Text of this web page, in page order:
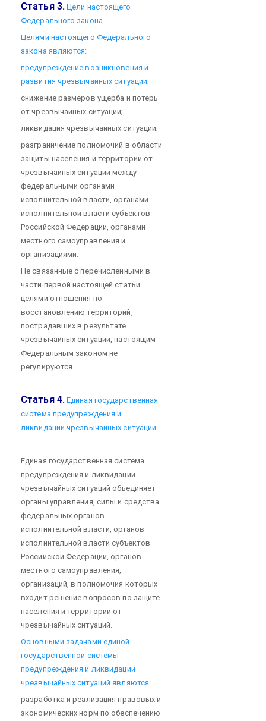
Статья 3. Цели настоящего
Федерального закона
Целями настоящего Федерального
закона являются:
предупреждение возникновения и
развития чрезвычайных ситуаций;
снижение размеров ущерба и потерь
от чрезвычайных ситуаций;
ликвидация чрезвычайных ситуаций;
разграничение полномочий в области
защиты населения и территорий от
чрезвычайных ситуаций между
федеральными органами
исполнительной власти, органами
исполнительной власти субъектов
Российской Федерации, органами
местного самоуправления и
организациями.
Не связанные с перечисленными в
части первой настоящей статьи
целями отношения по
восстановлению территорий,
пострадавших в результате
чрезвычайных ситуаций, настоящим
Федеральным законом не
регулируются.
Статья 4. Единая государственная
система предупреждения и
ликвидации чрезвычайных ситуаций
Единая государственная система
предупреждения и ликвидации
чрезвычайных ситуаций объединяет
органы управления, силы и средства
федеральных органов
исполнительной власти, органов
исполнительной власти субъектов
Российской Федерации, органов
местного самоуправления,
организаций, в полномочия которых
входит решение вопросов по защите
населения и территорий от
чрезвычайных ситуаций.
Основными задачами единой
государственной системы
предупреждения и ликвидации
чрезвычайных ситуаций являются:
разработка и реализация правовых и
экономических норм по обеспечению